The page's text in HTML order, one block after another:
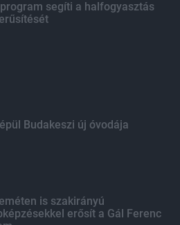
segíti a halfogyasztás
Budakeszi új óvodája
is szakirányú
erősít a Gál Ferenc